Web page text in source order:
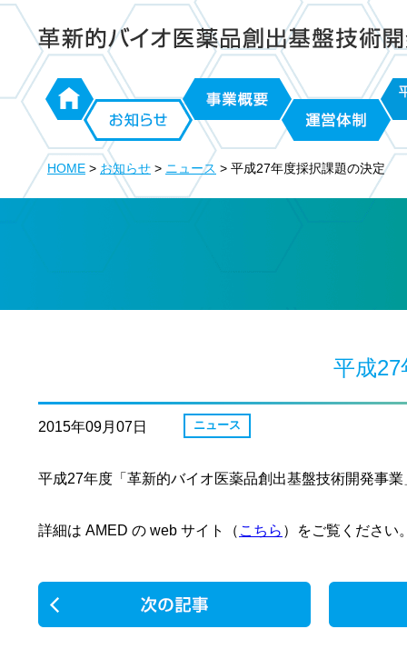
日本医療研究開発機構 革新的バイオ医薬品創出基盤技
ホーム
お知らせ
事業概要
平
課
HOME > お知らせ > ニュース > 平成27年度採択課題の決定
平成27
2015年09月07日 ニュース
平成27年度「革新的バイオ医薬品創出基盤技術開発事
詳細は AMED の web サイト（ こちら ）をご覧ください